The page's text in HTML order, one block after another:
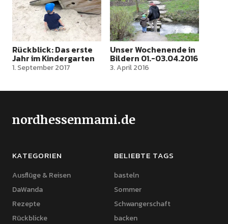
Rückblick: Das erste
Jahr im Kindergarten
1. September 2017
Unser Wochenende in
Bildern 01.-03.04.2016
3. April 2016
nordhessenmami.de
KATEGORIEN
Ausflüge & Reisen
DaWanda
Rezepte
Rückblicke
BELIEBTE TAGS
basteln
Sommer
Schwangerschaft
backen